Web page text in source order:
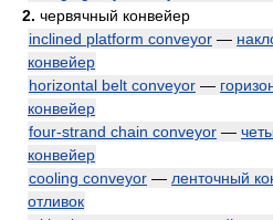
2. червячный конвейер
inclined platform conveyor —
конвейер
horizontal belt conveyor —
конвейер
four-strand chain conveyor —
конвейер
cooling conveyor — ленточный
отливок